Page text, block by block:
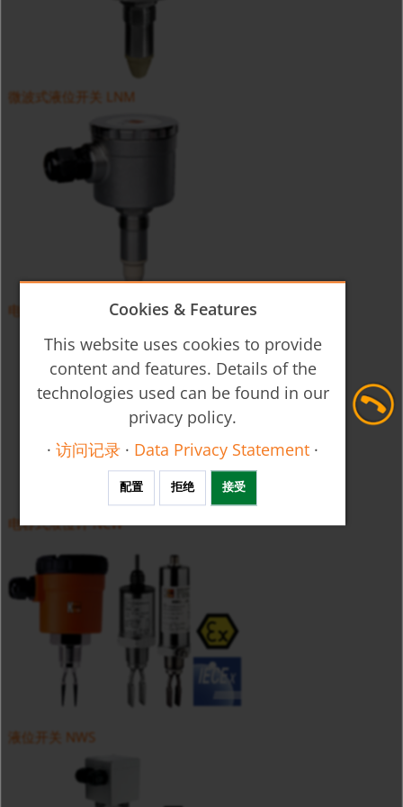
微波式液位开关 LNM
电容式液位开关 LNZ
电容式液位计 NCW
液位开关 NWS
Cookies & Features
This website uses cookies to provide
content and features. Details of the
technologies used can be found in our
privacy policy.
·访问记录 · Data Privacy Statement ·
配置 拒绝 接受